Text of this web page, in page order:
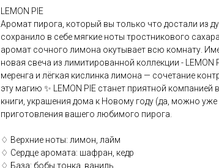
LEMON PIE
Аромат пирога, который вы только что достали из
сохранило в себе мягкие ноты тростникового
аромат сочного лимона окутывает всю комнату.
новая свеча из лимитированной коллекции - LEMON
меренга и лёгкая кислинка лимона — сочетание
эту магию ✨ LEMON PIE станет приятной компанией
книги, украшения дома к Новому году (да, можно уже
приготовления вашего любимого пирога.
♢ Верхние ноты: лимон, лайм
♢ Сердце аромата: шафран, кедр
♢ База: бобы тонка, ваниль